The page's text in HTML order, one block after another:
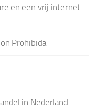
en een vrij internet
Prohibida
in Nederland